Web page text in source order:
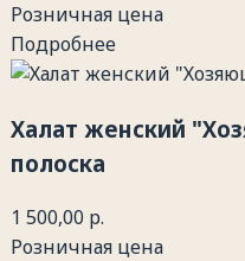
Розничная цена
Подробнее
Халат женский
полоска
1 500,00 р.
Розничная цена